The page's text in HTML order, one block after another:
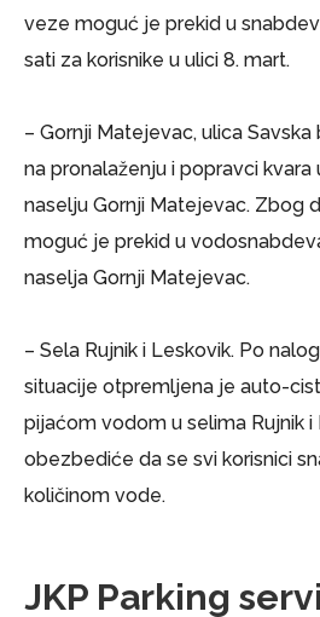
veze moguć je prekid u
sati za korisnike u ulici 8. mart.
– Gornji Matejevac, ulica Savska
na pronalaženju i popravci kvara
naselju Gornji Matejevac. Zbog
moguć je prekid u
naselja Gornji Matejevac.
– Sela Rujnik i Leskovik. Po
situacije otpremljena je auto-
pijaćom vodom u selima Rujnik i
obezbediće da se svi korisnici
količinom vode.
JKP Parking